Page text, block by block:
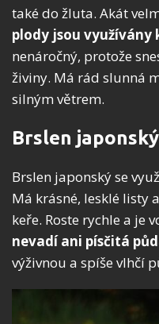
také do žluta. Akát
plody jsou využívány
nenáročný, protože
živiny. Má rád slunná
silným větrem.
Brslen japonský
Brslen japonský se
Má krásné, lesklé listy
keře. Roste rychle a je
nevadí ani písčitá
výživnou a spíše vlhčí